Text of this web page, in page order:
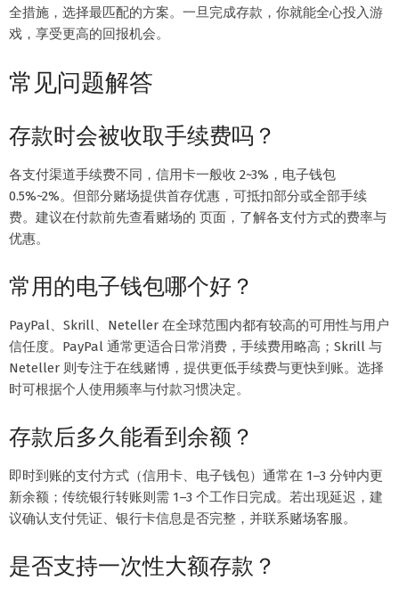
全措施，选择最匹配的方案。一旦完成存款，你就能全心投入游
戏，享受更高的回报机会。
常见问题解答
存款时会被收取手续费吗？
各支付渠道手续费不同，信用卡一般收 2~3%，电子钱包
0.5%~2%。但部分赌场提供首存优惠，可抵扣部分或全部手续
费。建议在付款前先查看赌场的 页面，了解各支付方式的费率与
优惠。
常用的电子钱包哪个好？
PayPal、Skrill、Neteller 在全球范围内都有较高的可用性与用户
信任度。PayPal 通常更适合日常消费，手续费用略高；Skrill 与
Neteller 则专注于在线赌博，提供更低手续费与更快到账。选择
时可根据个人使用频率与付款习惯决定。
存款后多久能看到余额？
即时到账的支付方式（信用卡、电子钱包）通常在 1–3 分钟内更
新余额；传统银行转账则需 1–3 个工作日完成。若出现延迟，建
议确认支付凭证、银行卡信息是否完整，并联系赌场客服。
是否支持一次性大额存款？